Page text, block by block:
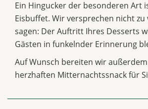
Ein Hingucker der besonderen Art
Eisbuffet. Wir versprechen nicht zu
sagen: Der Auftritt Ihres Desserts
Gästen in funkelnder Erinnerung
Auf Wunsch bereiten wir
herzhaften Mitternachtssnack für